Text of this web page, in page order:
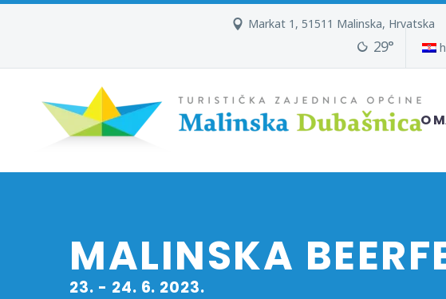
Markat 1, 51511 Malinska, Hrvatska
29°
O
MALINSKA
23. - 24. 6. 2023.